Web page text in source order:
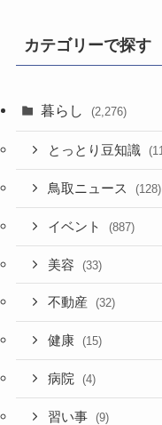
カテゴリーで探す
暮らし (2,276)
とっとり豆知識
鳥取ニュース (128)
イベント (887)
美容 (33)
不動産 (32)
健康 (15)
病院 (4)
習い事 (9)